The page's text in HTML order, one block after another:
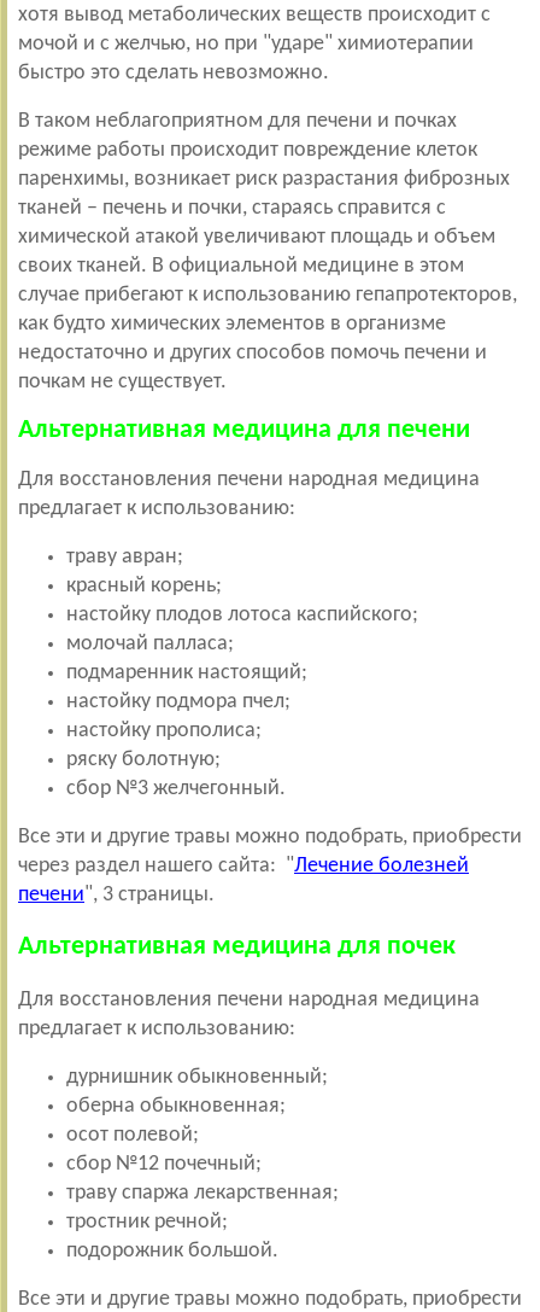
хотя вывод метаболических веществ происходит с
мочой и с желчью, но при "ударе" химиотерапии
быстро это сделать невозможно.
В таком неблагоприятном для печени и почках
режиме работы происходит повреждение клеток
паренхимы, возникает риск разрастания фиброзных
тканей – печень и почки, стараясь справится с
химической атакой увеличивают площадь и объем
своих тканей. В официальной медицине в этом
случае прибегают к использованию гепапротекторов,
как будто химических элементов в организме
недостаточно и других способов помочь печени и
почкам не существует.
Альтернативная медицина для печени
Для восстановления печени народная медицина
предлагает к использованию:
траву авран;
красный корень;
настойку плодов лотоса каспийского;
молочай палласа;
подмаренник настоящий;
настойку подмора пчел;
настойку прополиса;
ряску болотную;
сбор №3 желчегонный.
Все эти и другие травы можно подобрать, приобрести
через раздел нашего сайта: "Лечение болезней
печени", 3 страницы.
Альтернативная медицина для почек
Для восстановления печени народная медицина
предлагает к использованию:
дурнишник обыкновенный;
оберна обыкновенная;
осот полевой;
сбор №12 почечный;
траву спаржа лекарственная;
тростник речной;
подорожник большой.
Все эти и другие травы можно подобрать, приобрести